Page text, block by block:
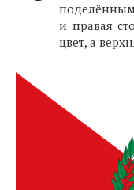
и правая
цвет, а